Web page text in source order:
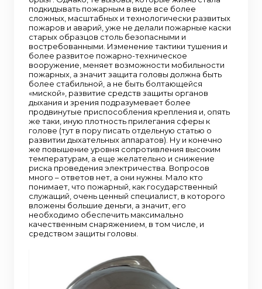
подкидывать пожарным в виде все более
сложных, масштабных и технологически развитых
пожаров и аварий, уже не делали пожарные каски
старых образцов столь безопасными и
востребованными. Изменение тактики тушения и
более развитое пожарно-техническое
вооружение, меняет возможности мобильности
пожарных, а значит защита головы должна быть
более стабильной, а не быть болтающейся
«миской», развитие средств защиты органов
дыхания и зрения подразумевает более
продвинутые приспособления крепления и, опять
же таки, иную плотность прилегания сферы к
голове (тут в пору писать отдельную статью о
развитии дыхательных аппаратов). Ну и конечно
же повышение уровня сопротивления высоким
температурам, а еще желательно и снижение
риска проведения электричества. Вопросов
много – ответов нет, а они нужны. Мало кто
понимает, что пожарный, как государственный
служащий, очень ценный специалист, в которого
вложены большие деньги, а значит, его
необходимо обеспечить максимально
качественным снаряжением, в том числе, и
средством защиты головы.